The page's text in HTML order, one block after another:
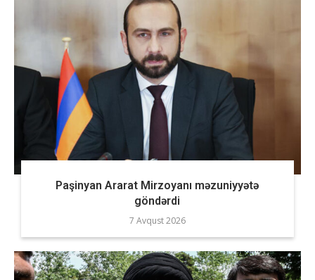
Paşinyan Ararat Mirzoyanı məzuniyyətə
göndərdi
7 Avqust 2026